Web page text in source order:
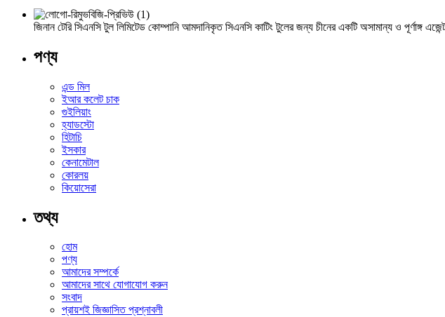
জিনান টেরি সিএনসি টুল লিমিটেড কোম্পানি আমদানিকৃত সিএনসি কাটিং টুলের জন্য চীনের একটি অসামান্য ও পূর্ণাঙ্গ
পণ্য
এন্ড মিল
ইআর কলেট চাক
গুইলিয়াং
হ্যাডস্টো
হিটাচি
ইসকার
কেনামেটাল
কোরলয়
কিয়োসেরা
তথ্য
হোম
পণ্য
আমাদের সম্পর্কে
আমাদের সাথে যোগাযোগ করুন
সংবাদ
প্রায়শই জিজ্ঞাসিত প্রশ্নাবলী